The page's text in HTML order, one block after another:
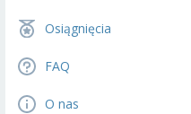
Osiągnięcia
FAQ
O nas